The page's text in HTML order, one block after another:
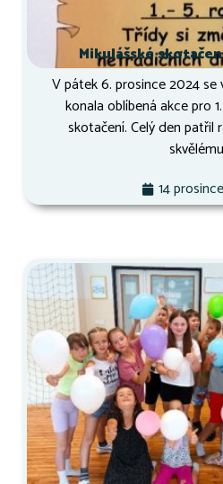
Mikulášské
V pátek 6. prosince 2024 se
konala oblíbená akce pro
skotačení. Celý den patřil
14